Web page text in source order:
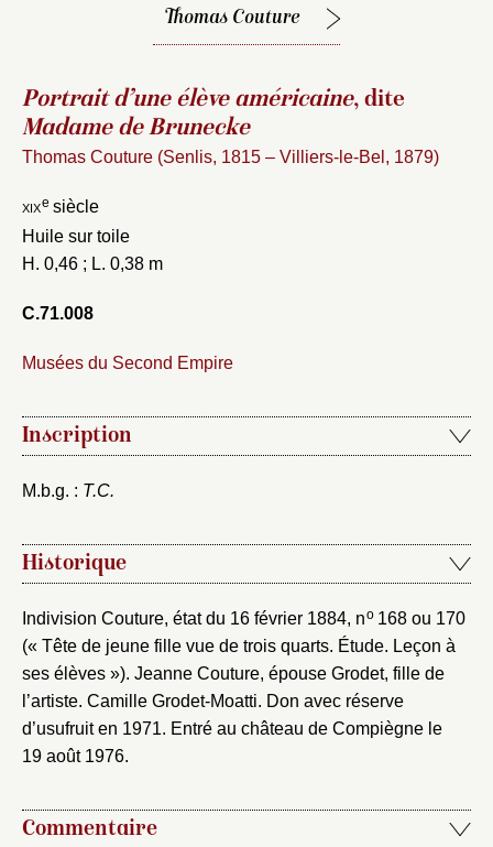
Thomas Couture
Portrait d’une élève américaine, dite
Madame de Brunecke
Thomas Couture (Senlis, 1815 – Villiers-le-Bel, 1879)
xixe siècle
Huile sur toile
H. 0,46 ; L. 0,38 m
C.71.008
Musées du Second Empire
Inscription
M.b.g. : T.C.
Historique
Indivision Couture, état du 16 février 1884, no168 ou 170
(« Tête de jeune fille vue de trois quarts. Étude. Leçon à
ses élèves »). Jeanne Couture, épouse Grodet, fille de
l’artiste. Camille Grodet-Moatti. Don avec réserve
d’usufruit en 1971. Entré au château de Compiègne le
19 août 1976.
Commentaire